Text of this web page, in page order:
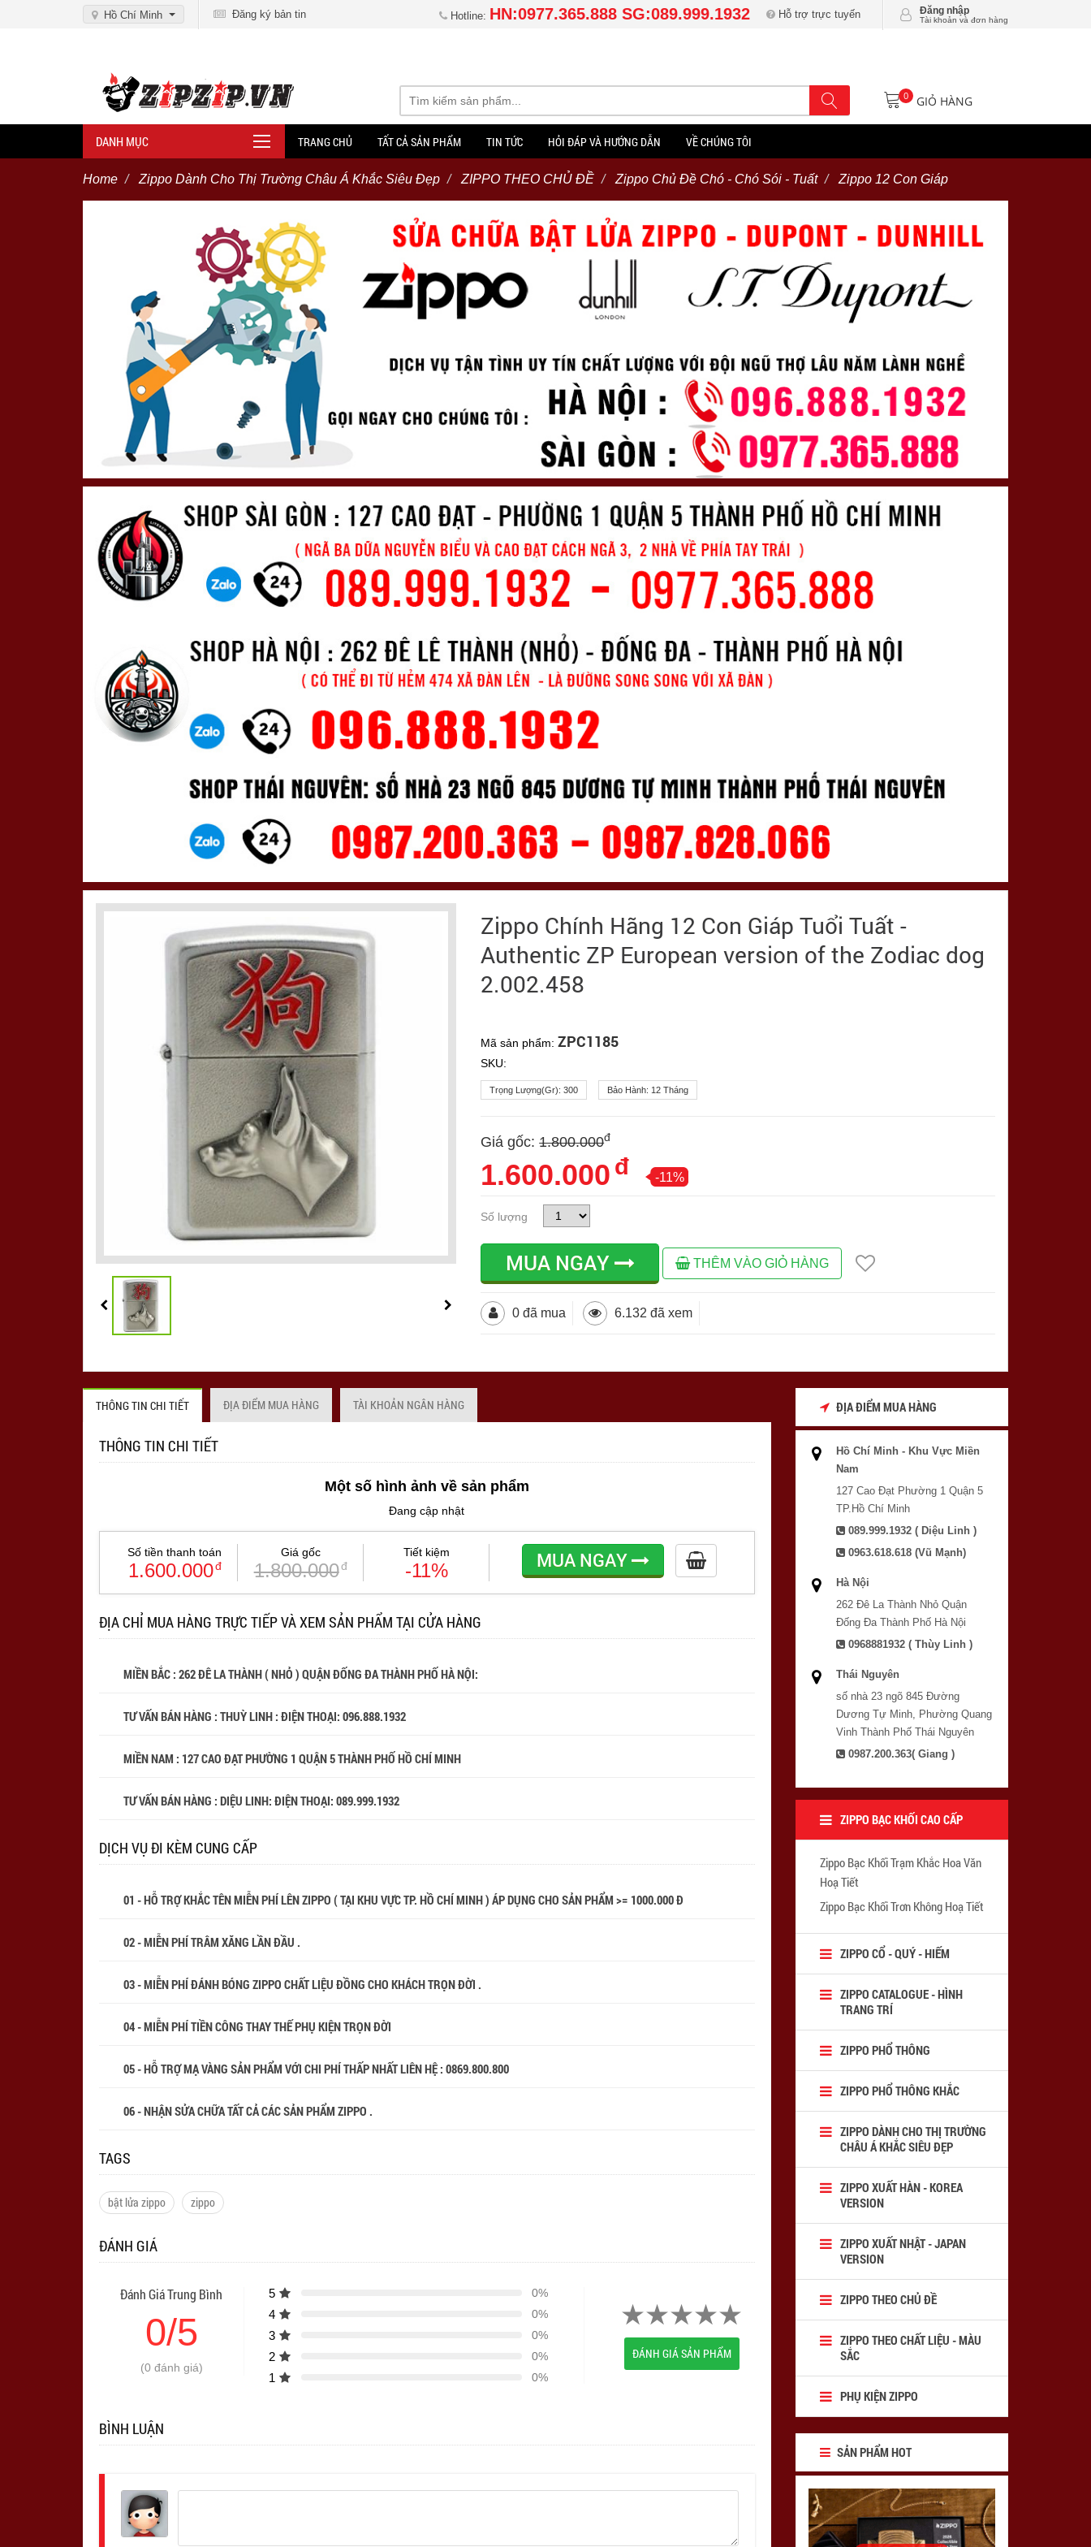
Hồ Chí Minh Đăng ký bản tin Hotline: HN:0977.365.888 SG:089.999.1932 Hỗ trợ trực tuyến Đăng nhập
Tài khoản và đơn hàng
0 GIỎ HÀNG
DANH MỤC TRANG CHỦ TẤT CẢ SẢN PHẨM TIN TỨC HỎI ĐÁP VÀ HƯỚNG DẪN VỀ CHÚNG TÔI
Home Zippo Dành Cho Thị Trường Châu Á Khắc Siêu Đẹp ZIPPO THEO CHỦ ĐỀ Zippo Chủ Đề Chó - Chó Sói - Tuất Zippo 12 Con Giáp
Zippo Chính Hãng 12 Con Giáp Tuổi Tuất -
Authentic ZP European version of the Zodiac dog
2.002.458
Mã sản phẩm:ZPC1185
SKU:
Trọng Lượng(gr):300 Bảo Hành: 12 Tháng
Giá gốc: 1.800.000đ
1.600.000 đ -11%
Số lượng
MUA NGAY THÊM VÀO GIỎ HÀNG
0 đã mua 6.132 đã xem
THÔNG TIN CHI TIẾT ĐỊA ĐIỂM MUA HÀNG TÀI KHOẢN NGÂN HÀNG
THÔNG TIN CHI TIẾT
Một số hình ảnh về sản phẩm
Đang cập nhật
Số tiền thanh toán
1.600.000đ
Giá gốc
1.800.000đ
Tiết kiệm
-11% MUA NGAY
ĐỊA CHỈ MUA HÀNG TRỰC TIẾP VÀ XEM SẢN PHẨM TẠI CỬA HÀNG
MIỀN BẮC : 262 ĐÊ LA THÀNH ( NHỎ ) QUẬN ĐỐNG ĐA THÀNH PHỐ HÀ NỘI:
TƯ VẤN BÁN HÀNG : THUỲ LINH : ĐIỆN THOẠI: 096.888.1932
MIỀN NAM : 127 CAO ĐẠT PHƯỜNG 1 QUẬN 5 THÀNH PHỐ HỒ CHÍ MINH
TƯ VẤN BÁN HÀNG : DIỆU LINH: ĐIỆN THOẠI: 089.999.1932
DỊCH VỤ ĐI KÈM CUNG CẤP
01 - HỖ TRỢ KHẮC TÊN MIỄN PHÍ LÊN ZIPPO ( TẠI KHU VỰC TP. HỒ CHÍ MINH ) ÁP DỤNG CHO SẢN PHẨM >= 1000.000 Đ
02 - MIỄN PHÍ TRÂM XĂNG LẦN ĐẦU .
03 - MIỄN PHÍ ĐÁNH BÓNG ZIPPO CHẤT LIỆU ĐỒNG CHO KHÁCH TRỌN ĐỜI .
04 - MIỄN PHÍ TIỀN CÔNG THAY THẾ PHỤ KIỆN TRỌN ĐỜI
05 - HỖ TRỢ MẠ VÀNG SẢN PHẨM VỚI CHI PHÍ THẤP NHẤT LIÊN HỆ : 0869.800.800
06 - NHẬN SỬA CHỮA TẤT CẢ CÁC SẢN PHẨM ZIPPO .
TAGS
bật lửa zippo zippo
ĐÁNH GIÁ
Đánh Giá Trung Bình
0/5
(0 đánh giá)
5 0%
4 0%
3 0%
2 0%
1 0%
ĐÁNH GIÁ SẢN PHẨM
BÌNH LUẬN
ĐỊA ĐIỂM MUA HÀNG
Hồ Chí Minh - Khu Vực Miền
Nam
127 Cao Đạt Phường 1 Quận 5
TP.Hồ Chí Minh
089.999.1932 ( Diệu Linh )
0963.618.618 (Vũ Mạnh)
Hà Nội
262 Đê La Thành Nhỏ Quận
Đống Đa Thành Phố Hà Nội
0968881932 ( Thùy Linh )
Thái Nguyên
số nhà 23 ngõ 845 Đường
Dương Tự Minh, Phường Quang
Vinh Thành Phố Thái Nguyên
0987.200.363( Giang )
ZIPPO BẠC KHỐI CAO CẤP
Zippo Bạc Khối Trạm Khắc Hoa Văn
Hoạ Tiết
Zippo Bạc Khối Trơn Không Hoạ Tiết
ZIPPO CỔ - QUÝ - HIẾM
ZIPPO CATALOGUE - HÌNH
TRANG TRÍ
ZIPPO PHỔ THÔNG
ZIPPO PHỔ THÔNG KHẮC
ZIPPO DÀNH CHO THỊ TRƯỜNG
CHÂU Á KHẮC SIÊU ĐẸP
ZIPPO XUẤT HÀN - KOREA
VERSION
ZIPPO XUẤT NHẬT - JAPAN
VERSION
ZIPPO THEO CHỦ ĐỀ
ZIPPO THEO CHẤT LIỆU - MÀU
SẮC
PHỤ KIỆN ZIPPO
SẢN PHẨM HOT